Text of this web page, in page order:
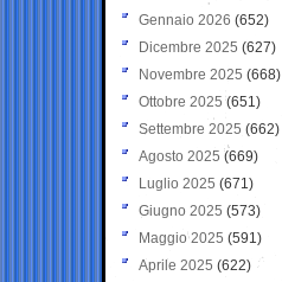
Gennaio 2026 (652)
Dicembre 2025 (627)
Novembre 2025 (668)
Ottobre 2025 (651)
Settembre 2025 (662)
Agosto 2025 (669)
Luglio 2025 (671)
Giugno 2025 (573)
Maggio 2025 (591)
Aprile 2025 (622)